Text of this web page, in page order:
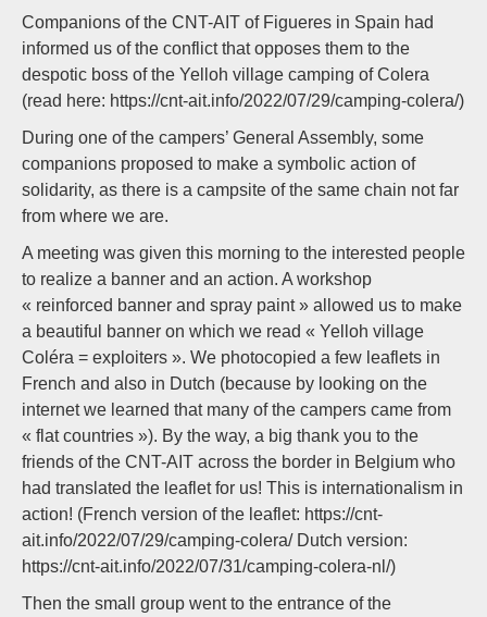
Companions of the CNT-AIT of Figueres in Spain had
informed us of the conflict that opposes them to the
despotic boss of the Yelloh village camping of Colera
(read here: https://cnt-ait.info/2022/07/29/camping-colera/)
During one of the campers’ General Assembly, some
companions proposed to make a symbolic action of
solidarity, as there is a campsite of the same chain not far
from where we are.
A meeting was given this morning to the interested people
to realize a banner and an action. A workshop
« reinforced banner and spray paint » allowed us to make
a beautiful banner on which we read « Yelloh village
Coléra = exploiters ». We photocopied a few leaflets in
French and also in Dutch (because by looking on the
internet we learned that many of the campers came from
« flat countries »). By the way, a big thank you to the
friends of the CNT-AIT across the border in Belgium who
had translated the leaflet for us! This is internationalism in
action! (French version of the leaflet: https://cnt-
ait.info/2022/07/29/camping-colera/ Dutch version:
https://cnt-ait.info/2022/07/31/camping-colera-nl/)
Then the small group went to the entrance of the